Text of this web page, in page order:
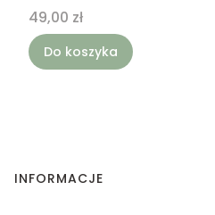
Cena
49,00 zł
Do koszyka
Linki w stopce
INFORMACJE